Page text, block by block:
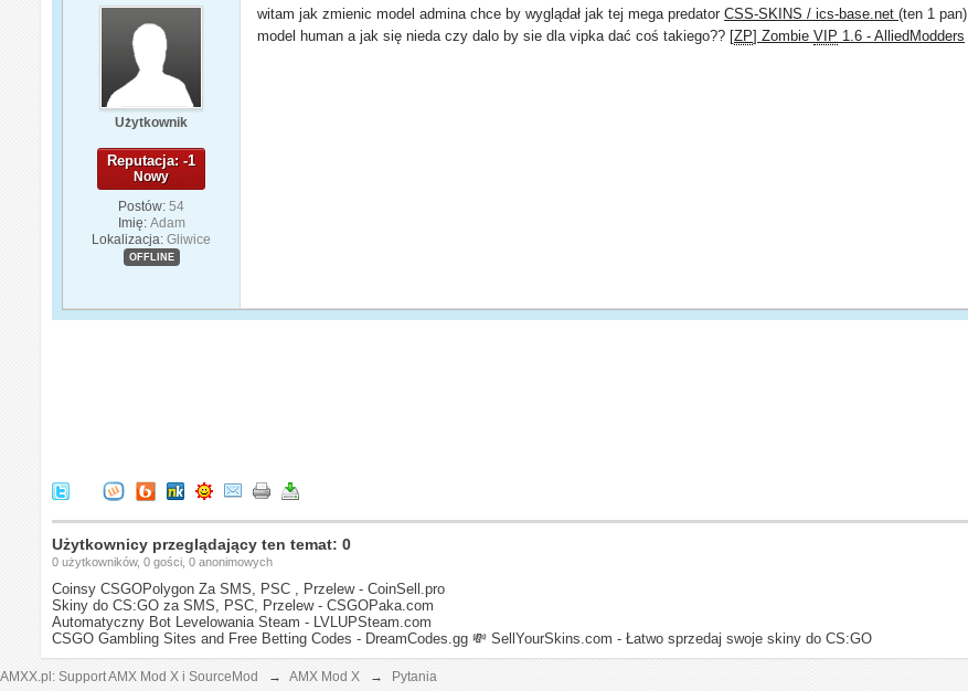
Użytkownik
Reputacja: -1
Nowy
Postów: 54
Imię: Adam
Lokalizacja: Gliwice
OFFLINE
witam jak zmienic model admina chce by wyglądał jak tej mega predatorCSS-SKINS / ics-base.net(ten 1 pan)
model human a jak się nieda czy dalo by sie dla vipka dać coś takiego?? [ZP] ZombieVIP 1.6 - AlliedModders
Użytkownicy przeglądający ten temat: 0
0 użytkowników, 0 gości, 0 anonimowych
Coinsy CSGOPolygon Za SMS, PSC , Przelew - CoinSell.pro
Skiny do CS:GO za SMS, PSC, Przelew - CSGOPaka.com
Automatyczny Bot Levelowania Steam - LVLUPSteam.com
CSGO Gambling Sites and Free Betting Codes - DreamCodes.gg 💸 SellYourSkins.com - Łatwo sprzedaj swoje skiny do CS:GO
AMXX.pl: Support AMX Mod X i SourceMod → AMX Mod X → Pytania